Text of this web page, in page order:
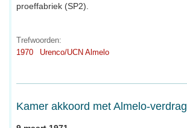
proeffabriek (SP2).
Trefwoorden:
1970
Urenco/UCN Almelo
Kamer akkoord met Almelo-verdrag